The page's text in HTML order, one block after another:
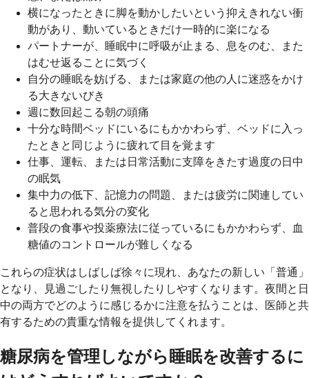
横になったときに脚を動かしたいという抑えきれない衝
動があり、動いているときだけ一時的に楽になる
パートナーが、睡眠中に呼吸が止まる、息をのむ、また
はむせ返ることに気づく
自分の睡眠を妨げる、または家庭の他の人に迷惑をかけ
る大きないびき
週に数回起こる朝の頭痛
十分な時間ベッドにいるにもかかわらず、ベッドに入っ
たときと同じように疲れて目を覚ます
仕事、運転、または日常活動に支障をきたす過度の日中
の眠気
集中力の低下、記憶力の問題、または疲労に関連してい
ると思われる気分の変化
普段の食事や投薬療法に従っているにもかかわらず、血
糖値のコントロールが難しくなる
これらの症状はしばしば徐々に現れ、あなたの新しい「普通」
となり、見過ごしたり無視したりしやすくなります。夜間と日
中の両方でどのように感じるかに注意を払うことは、医師と共
有するための貴重な情報を提供してくれます。
糖尿病を管理しながら睡眠を改善するに